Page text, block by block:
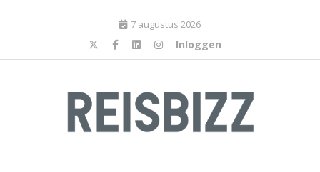
7 augustus 2026
Inloggen